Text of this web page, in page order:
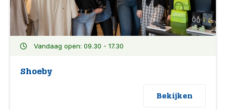
Vandaag open: 09.30 - 17.30
Shoeby
Bekijken